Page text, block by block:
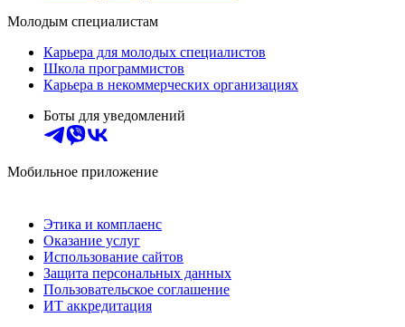
Молодым специалистам
Карьера для молодых специалистов
Школа программистов
Карьера в некоммерческих организациях
Боты для уведомлений
Мобильное приложение
Этика и комплаенс
Оказание услуг
Использование сайтов
Защита персональных данных
Пользовательское соглашение
ИТ аккредитация